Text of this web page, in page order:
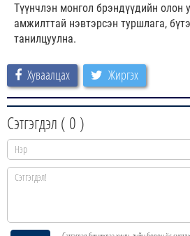
Түүнчлэн монгол брэндүүдийн олон
амжилттай нэвтэрсэн туршлага,
танилцуулна.
Хуваалцах Жиргэх
Сэтгэгдэл ( 0 )